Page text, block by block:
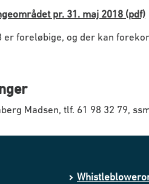
pr. 31. maj 2018 (pdf)
foreløbige, og der kan
Madsen, tlf. 61 98 32 79,